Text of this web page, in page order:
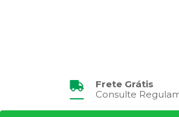
Frete Grátis
Consulte